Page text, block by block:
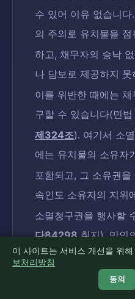
수 있어 이유 없습니
의 주의로 유치물을 점
하고, 채무자의 승낙
나 담보로 제공하지 못
이를 위반한 때에는
구할 수 있습니다(민법
제324조). 여기서 소
에는 유치물의 소유자
포함되고, 그 소유권
속인도 소유자의 지위
소멸청구권을 행사할
다84298취지), 망인
윤의 무단임대로
인한 선관의무 위반을
이 사이트는 서비스 개선을 위
보처리방침
동의